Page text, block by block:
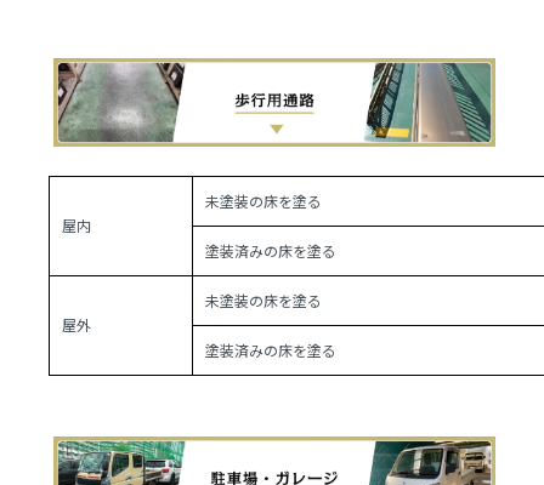
屋内
未塗装の床を塗る
塗装済みの床を塗る
屋外
未塗装の床を塗る
塗装済みの床を塗る